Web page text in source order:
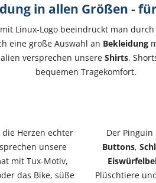
in allen Größen -
mit Linux-Logo beeindruckt man
eine große Auswahl an Bekleidung
versprechen unsere Shirts,
bequemen Tragekomfort.
Herzen echter
unsere
mit Tux-Motiv,
das Bike, süße
Der
Buttons,
Plüschtiere